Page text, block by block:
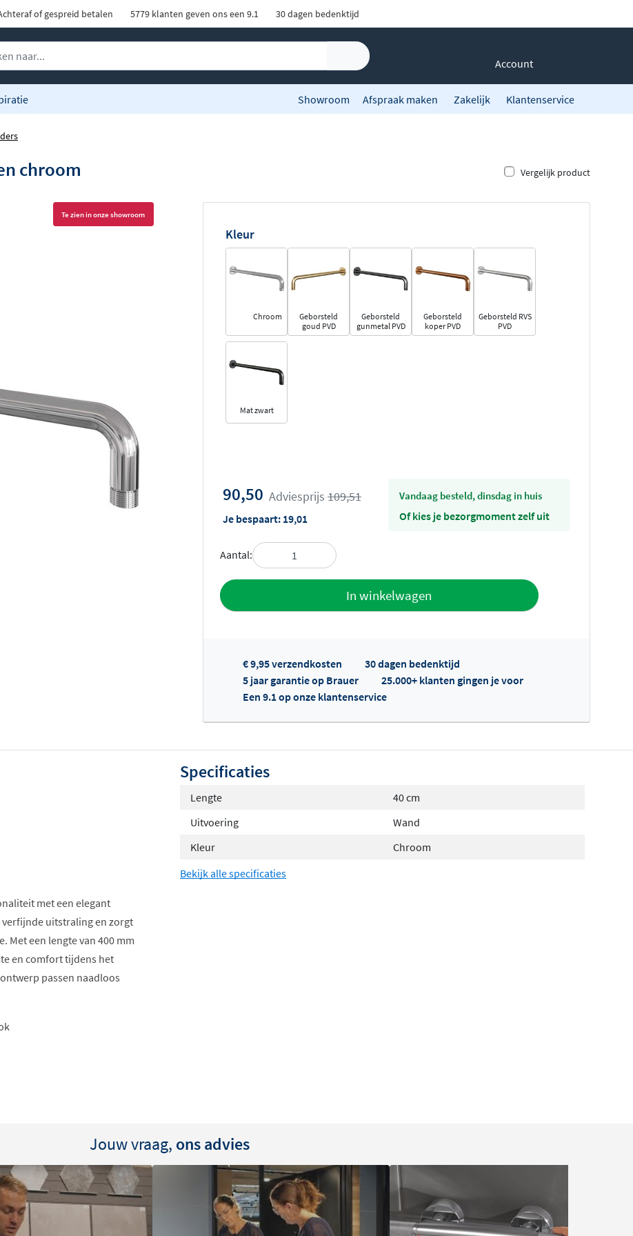
of gespreid betalen 5779 klanten geven ons een 9.1 30 dagen bedenktijd
Account
Showroom Afspraak maken Zakelijk Klantenservice
chroom Vergelijk product
Te zien in onze showroom
Kleur
Chroom
Geborsteld
goud PVD
Geborsteld
gunmetal PVD
Geborsteld
koper PVD
Geborsteld RVS
PVD
Mat zwart
90,50 Adviesprijs 109,51
Je bespaart: 19,01
vandaag besteld, dinsdag in huis
Of kies je bezorgmoment zelf uit
Aantal:
In winkelwagen
Toevoegen aan offerte
Offertes ophalen...
€ 9,95 verzendkosten
30 dagen bedenktijd
5 jaar garantie op Brauer
25.000+ klanten gingen je voor
Een 9.1 op onze klantenservice
met een elegant
verfijnde uitstraling en zorgt
Met een lengte van 400 mm
en comfort tijdens het
passen naadloos
voor een stijlvolle
uw hoofddouche. De zachte
wat resulteert in een
Specificaties
Lengte
40 cm
Uitvoering
Wand
Kleur
Chroom
Bekijk alle specificaties
Jouw vraag, ons advies